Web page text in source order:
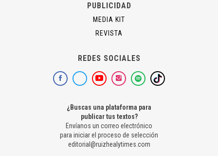
PUBLICIDAD
MEDIA KIT
REVISTA
REDES SOCIALES
¿Buscas una plataforma para
publicar tus textos?
Envíanos un correo electrónico
para iniciar el proceso de selección
editorial@ruizhealytimes.com